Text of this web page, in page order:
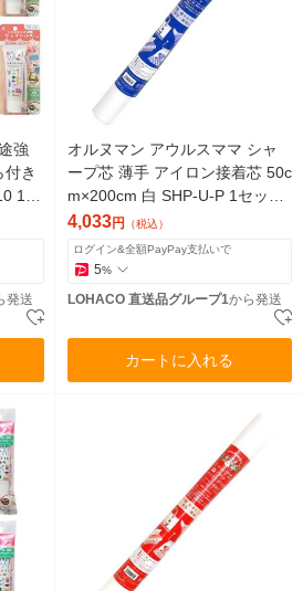
強
き
1セ
発送
オルヌマン アウルスママ シャ
ープ芯 薄手 アイロン接着芯 50c
m×200cm 白 SHP-U-P 1セット
(5本入)（直送品）
4,033円 （税込）
ログイン&全額PayPay支払いで
5%
LOHACO 直送品グループ1から発送
カートに入れる